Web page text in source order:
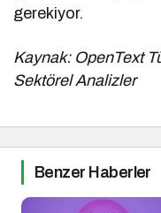
gerekiyor.
Kaynak: OpenText
Sektörel Analizler
Benzer Haberler